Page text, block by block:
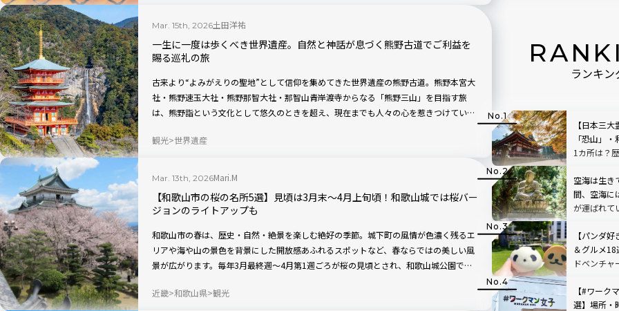
Mar. 15th, 2026土田洋祐
一生に一度は歩くべき世界遺産。自然と神話が息づく熊野古道でご利益を
賜る巡礼の旅
古来より“よみがえりの聖地”として信仰を集めてきた世界遺産の熊野古道。熊野本宮大
社・熊野速玉大社・熊野那智大社・那智山青岸渡寺からなる「熊野三山」を目指す旅
は、熊野詣という文化として悠久のときを超え、現在までも人々の心を惹きつけてい
社殿、独自の文化体験など、さまざまな魅力に触れることができた。拝んで、歩いて、
また拝む。巡礼の旅の先にあるものとは？ 自然と神話が息づく熊野古道へ、いざトリッ
プ！
観光 世界遺産
Mar. 13th, 2026Mari.M
【和歌山市の桜の名所5選】見頃は3月末～4月上旬頃！和歌山城では桜バー
ジョンのライトアップも
和歌山市の春は、歴史・自然・絶景を楽しむ絶好の季節。城下町の風情が色濃く残るエ
リアや海や山の景色を背景にした開放感あふれるスポットなど、春ならではの美しい風
景が広がります。毎年3月最終週～4月第1週ごろが桜の見頃とされ、和歌山城公園で
近畿 和歌山県 観光
ランキン
【日本三
「恐山」
1カ所は？
空海は生き
間、空海に
が運ばれて
【パンダ
＆グルメ
ドベンチャ
【#ワーク
選】場所・